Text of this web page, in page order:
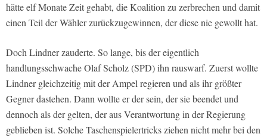
hätte elf Monate Zeit gehabt, die Koalition zu zerbrechen und damit
einen Teil der Wähler zurückzugewinnen, der diese nie gewollt hat.
Doch Lindner zauderte. So lange, bis der eigentlich
handlungsschwache Olaf Scholz (SPD) ihn rauswarf. Zuerst wollte
Lindner gleichzeitig mit der Ampel regieren und als ihr größter
Gegner dastehen. Dann wollte er der sein, der sie beendet und
dennoch als der gelten, der aus Verantwortung in der Regierung
geblieben ist. Solche Taschenspielertricks ziehen nicht mehr bei den